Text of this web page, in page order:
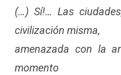
(…) Sí!… Las
civilización misma,
amenazada con la
momento